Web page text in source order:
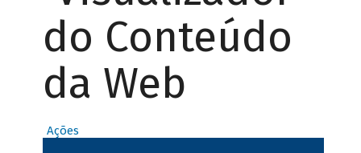
do Conteúdo
da Web
Ações